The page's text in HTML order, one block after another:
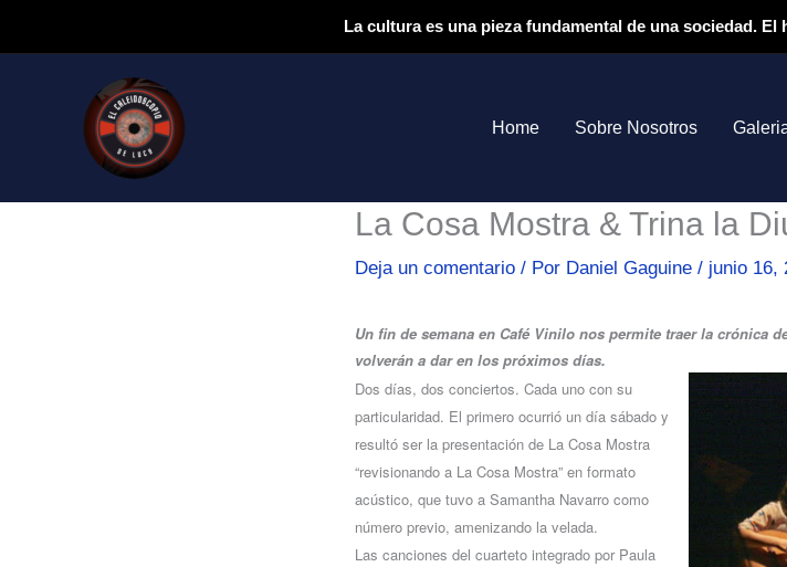
contenido
La cultura es una pieza fundamental de una sociedad.
Home Sobre Nosotros
La Cosa Mostra & Trina la
Deja un comentario / Por Daniel Gaguine / junio 16,
Un fin de semana en Café Vinilo nos permite traer la crónica
volverán a dar en los próximos días.
Dos días, dos conciertos. Cada uno con su
particularidad. El primero ocurrió un día sábado y
resultó ser la presentación de La Cosa Mostra
“revisionando a La Cosa Mostra” en formato
acústico, que tuvo a Samantha Navarro como
número previo, amenizando la velada.
Las canciones del cuarteto integrado por Paula